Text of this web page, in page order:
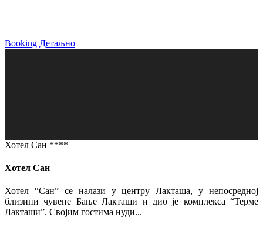
Booking Детаљно
Хотел Сан ****
Хотел Сан
Хотел “Сан” се налази у центру Лакташа, у непосредној
близини чувене Бање Лакташи и дио је комплекса “Терме
Лакташи”. Својим гостима нуди...